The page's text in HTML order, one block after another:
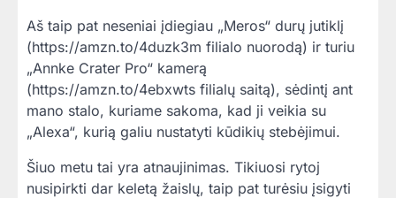
Aš taip pat neseniai įdiegiau „Meros“ durų jutiklį
(https://amzn.to/4duzk3m filialo nuorodą) ir turiu
„Annke Crater Pro“ kamerą
(https://amzn.to/4ebxwts filialų saitą), sėdintį ant
mano stalo, kuriame sakoma, kad ji veikia su
„Alexa“, kurią galiu nustatyti kūdikių stebėjimui.
Šiuo metu tai yra atnaujinimas. Tikiuosi rytoj
nusipirkti dar keletą žaislų, taip pat turėsiu įsigyti